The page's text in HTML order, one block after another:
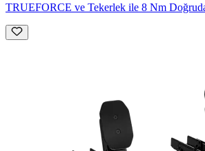
TRUEFORCE ve Tekerlek ile 8 Nm